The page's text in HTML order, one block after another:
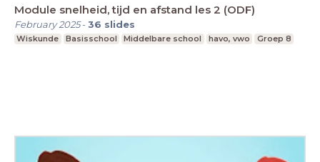
Module snelheid, tijd en afstand les 2 (ODF)
February 2025-36 slides
Wiskunde Basisschool Middelbare school havo, vwo Groep 8